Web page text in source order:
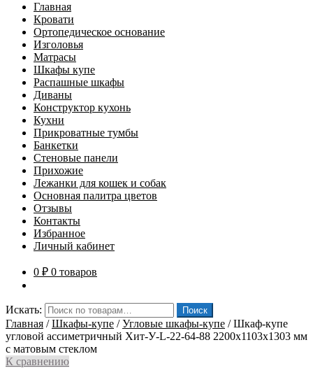
Главная
Кровати
Ортопедическое основание
Изголовья
Матрасы
Шкафы купе
Распашные шкафы
Диваны
Конструктор кухонь
Кухни
Прикроватные тумбы
Банкетки
Стеновые панели
Прихожие
Лежанки для кошек и собак
Основная палитра цветов
Отзывы
Контакты
Избранное
Личный кабинет
0 ₽ 0 товаров
Искать: Поиск
Главная /Шкафы-купе /Угловые шкафы-купе /Шкаф-купе
угловой ассиметричный Хит-У-L-22-64-88 2200x1103x1303 мм
с матовым стеклом
К сравнению